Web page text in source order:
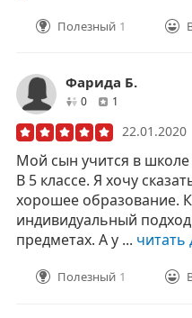
Полезный 1
Фарида Б.
0друзей1
22.01.2020
Мой сын учится в школе
В 5 классе. Я хочу
хорошее образование.
индивидуальный
предметах. А у ...
Полезный 1